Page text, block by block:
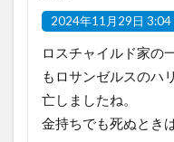
2024年11月29日 3:04
ロスチャイルド家の
もロサンゼルスのハ
亡しましたね。
金持ちでも死ぬとき